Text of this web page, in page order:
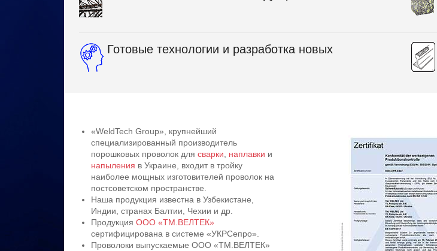
Готовые технологии и разработка новых
«WeldTech Group», крупнейший
специализированный производитель
порошковых проволок для сварки наплавки и
напыления в Украине, входит в тройку
наиболее мощных изготовителей проволок на
постсоветском пространстве.
Наша продукция известна в Узбекистане,
Индии, странах Балтии, Чехии и др.
Продукция ООО «ТМ.ВЕЛТЕК»
сертифицирована в системе «УКРСепро».
Проволоки выпускаемые ООО «ТМ.ВЕЛТЕК»